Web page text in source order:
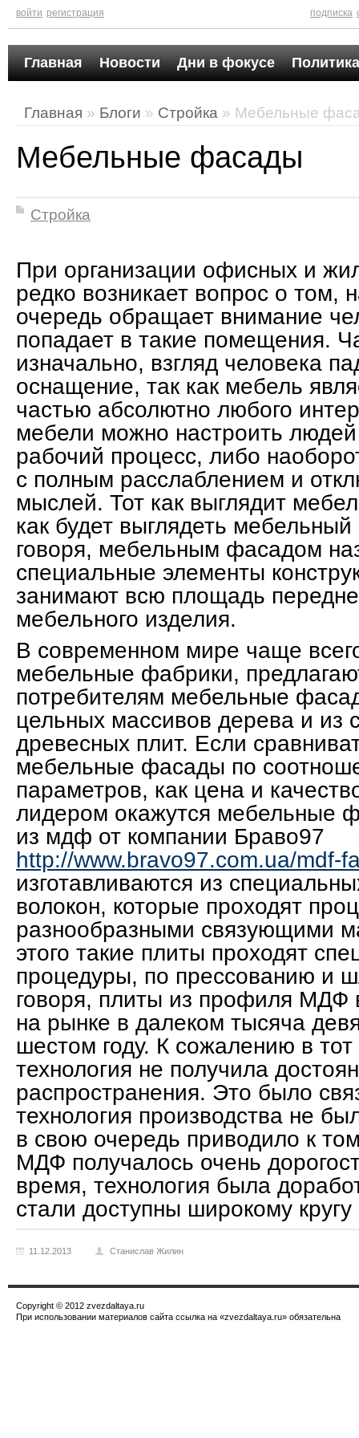
войти регистрация подписка
Главная Новости Дни в фокусе
Главная » Блоги » Стройка » Мебельные
Мебельные фасады
Стройка
При организации офисных и
редко возникает вопрос о том,
очередь обращает внимание
попадает в такие помещения.
изначально, взгляд человека
оснащение, так как мебель
частью абсолютно любого
мебели можно настроить
рабочий процесс, либо
с полным расслаблением и
мыслей. Тот как выглядит
как будет выглядеть
говоря, мебельным фасадом
специальные элементы
занимают всю площадь
мебельного изделия.
В современном мире чаще
мебельные фабрики,
потребителям мебельные
цельных массивов дерева и из
древесных плит. Если
мебельные фасады по
параметров, как цена и
лидером окажутся мебельные
из мдф от компании Браво97
http://www.bravo97.com.ua/mdf-
изготавливаются из
волокон, которые проходят
разнообразными связующими
этого такие плиты проходят
процедуры, по прессованию и
говоря, плиты из профиля МДФ
на рынке в далеком тысяча
шестом году. К сожалению в
технология не получила
распространения. Это было
технология производства не
в свою очередь приводило к
МДФ получалось очень
время, технология была
стали доступны широкому
11.12.2013 Станислав Жилин
Copyright © 2012 zvezdaltaya.ru
При использовании материалов сайта ссылка на «zvezdaltaya.ru» обязательна